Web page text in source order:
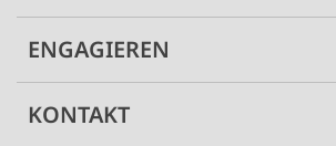
ENGAGIEREN
KONTAKT